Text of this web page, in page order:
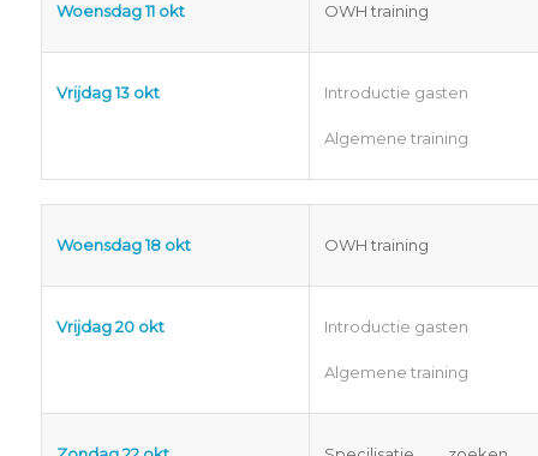
Woensdag 11 okt OWH training
Vrijdag 13 okt Introductie gasten
Algemene training
Woensdag 18 okt OWH training
Vrijdag 20 okt Introductie gasten
Algemene training